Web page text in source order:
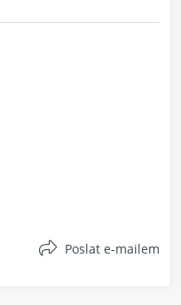
Poslat e-mailem